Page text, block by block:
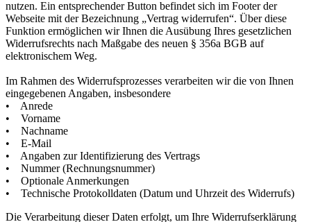
nutzen. Ein entsprechender Button befindet sich im Footer der
Webseite mit der Bezeichnung „Vertrag widerrufen“. Über diese
Funktion ermöglichen wir Ihnen die Ausübung Ihres gesetzlichen
Widerrufsrechts nach Maßgabe des neuen § 356a BGB auf
elektronischem Weg.
Im Rahmen des Widerrufsprozesses verarbeiten wir die von Ihnen
eingegebenen Angaben, insbesondere
• Anrede
• Vorname
• Nachname
• E-Mail
• Angaben zur Identifizierung des Vertrags
• Nummer (Rechnungsnummer)
• Optionale Anmerkungen
• Technische Protokolldaten (Datum und Uhrzeit des Widerrufs)
Die Verarbeitung dieser Daten erfolgt, um Ihre Widerrufserklärung